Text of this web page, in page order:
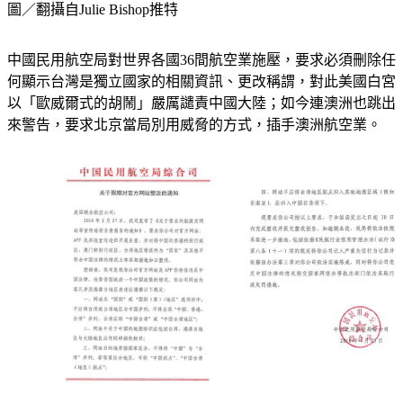
何顯示台灣是獨立國家的相關資訊、更改稱謂，對此美國白宮
以「歐威爾式的胡鬧」嚴厲譴責中國大陸；如今連澳洲也跳出
來警告，要求北京當局別用威脅的方式，插手澳洲航空業。